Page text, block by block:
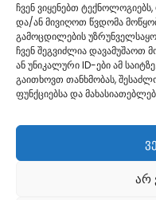
ჩვენ ვიყენებთ
და/ან მივიღოთ წვდომა
გამოცდილების
ჩვენ შეგვიძლია დავამუშაოთ
ან უნიკალური ID-ები ამ
გაითხოვთ თანხმობას,
ფუნქციებსა და
არ
ᲒᲐᲜᲐᲒᲠᲫᲔ ᲙᲘᲗᲮᲕᲐ